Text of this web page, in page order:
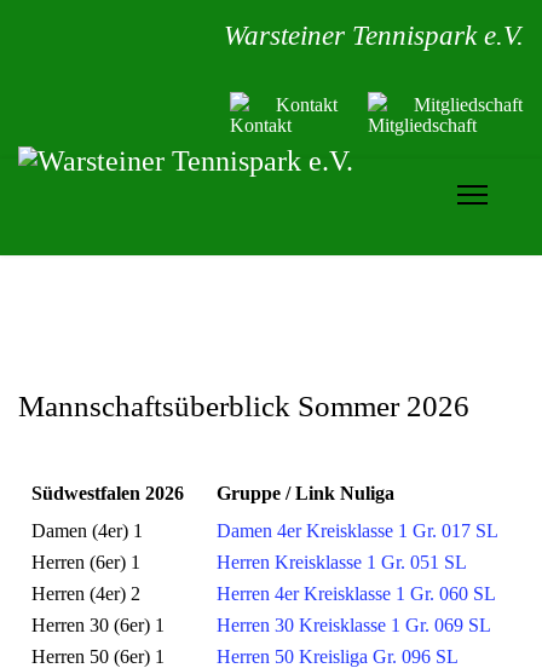
Warsteiner Tennispark e.V.
Kontakt Mitgliedschaft
Mannschaftsüberblick Sommer 2026
Südwestfalen 2026
Gruppe / Link Nuliga
Damen (4er) 1
Damen 4er Kreisklasse 1 Gr. 017 SL
Herren (6er) 1
Herren Kreisklasse 1 Gr. 051 SL
Herren (4er) 2
Herren 4er Kreisklasse 1 Gr. 060 SL
Herren 30 (6er) 1
Herren 30 Kreisklasse 1 Gr. 069 SL
Herren 50 (6er) 1
Herren 50 Kreisliga Gr. 096 SL